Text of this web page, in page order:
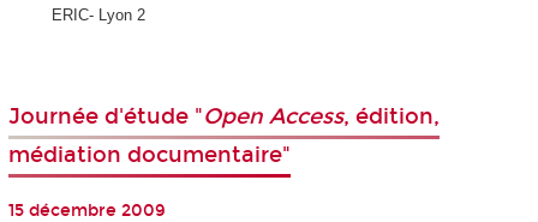
ERIC- Lyon 2
Journée d'étude "Open Access, édition,
médiation documentaire"
15 décembre 2009